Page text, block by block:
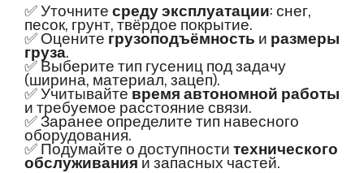
✅ Уточните среду эксплуатации: снег,
песок, грунт, твёрдое покрытие.
✅ Оцените грузоподъёмность и размеры
груза.
✅ Выберите тип гусениц под задачу
(ширина, материал, зацеп).
✅ Учитывайтевремя автономной работы
и требуемое расстояние связи.
✅ Заранее определите тип навесного
оборудования.
✅ Подумайте о доступности технического
обслуживанияи запасных частей.